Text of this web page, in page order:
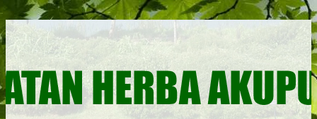
RAWATAN
HERBA |